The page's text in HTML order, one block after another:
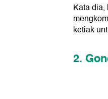
Kata
ketiak
2.